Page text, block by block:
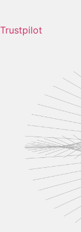
Trustpilot